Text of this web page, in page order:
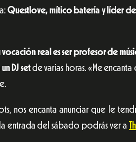
Questlove, mítico batería y líder
vocación real es ser profesor de
DJ setde varias horas. «Me
nos encanta anunciar que le
entrada del sábado podrás ver a